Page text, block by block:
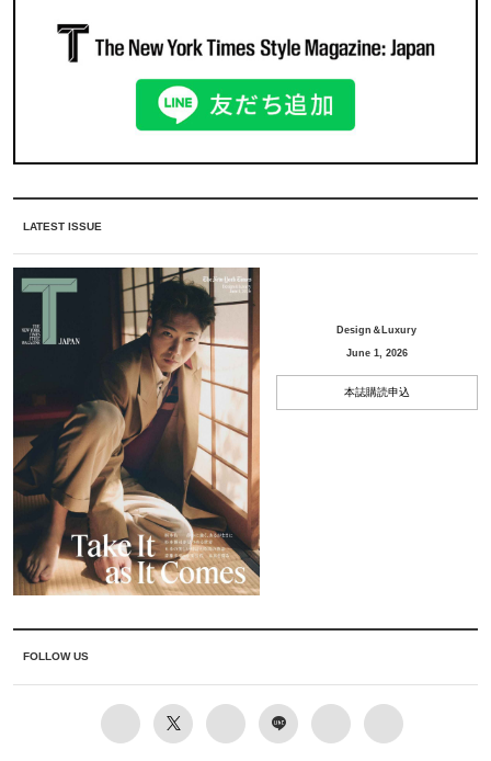
LATEST ISSUE
Design＆Luxury
June 1, 2026
本誌購読申込
FOLLOW US